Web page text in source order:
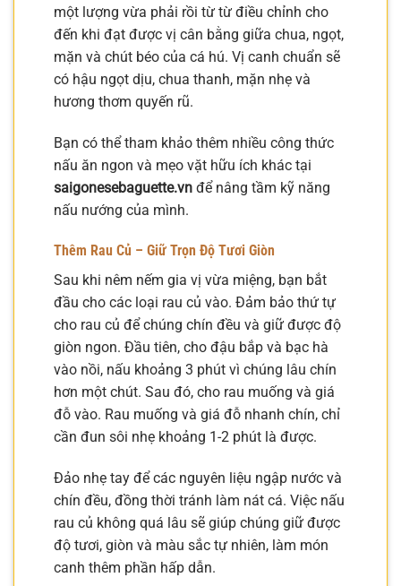
một lượng vừa phải rồi từ từ điều chỉnh cho
đến khi đạt được vị cân bằng giữa chua, ngọt,
mặn và chút béo của cá hú. Vị canh chuẩn sẽ
có hậu ngọt dịu, chua thanh, mặn nhẹ và
hương thơm quyến rũ.
Bạn có thể tham khảo thêm nhiều công thức
nấu ăn ngon và mẹo vặt hữu ích khác tại
saigonesebaguette.vn để nâng tầm kỹ năng
nấu nướng của mình.
Thêm Rau Củ – Giữ Trọn Độ Tươi Giòn
Sau khi nêm nếm gia vị vừa miệng, bạn bắt
đầu cho các loại rau củ vào. Đảm bảo thứ tự
cho rau củ để chúng chín đều và giữ được độ
giòn ngon. Đầu tiên, cho đậu bắp và bạc hà
vào nồi, nấu khoảng 3 phút vì chúng lâu chín
hơn một chút. Sau đó, cho rau muống và giá
đỗ vào. Rau muống và giá đỗ nhanh chín, chỉ
cần đun sôi nhẹ khoảng 1-2 phút là được.
Đảo nhẹ tay để các nguyên liệu ngập nước và
chín đều, đồng thời tránh làm nát cá. Việc nấu
rau củ không quá lâu sẽ giúp chúng giữ được
độ tươi, giòn và màu sắc tự nhiên, làm món
canh thêm phần hấp dẫn.